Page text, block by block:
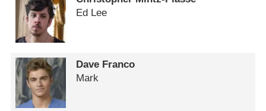
Ed Lee
Dave Franco
Mark